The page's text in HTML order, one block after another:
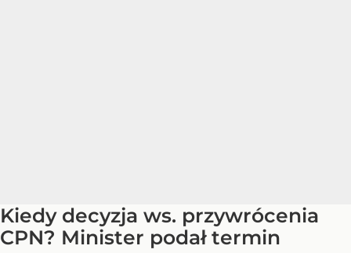
Kiedy decyzja ws. przywrócenia
CPN? Minister podał termin